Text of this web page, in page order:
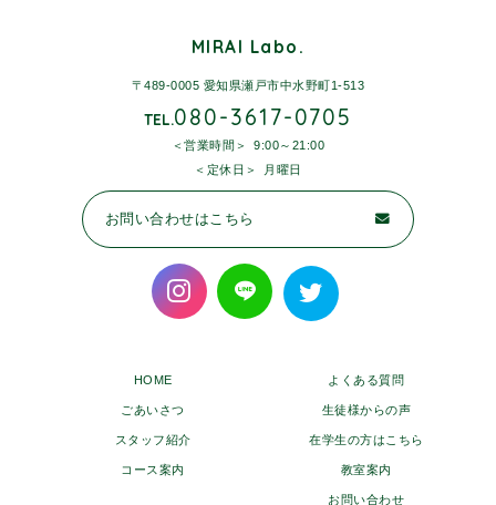
MIRAI Labo.
〒489-0005 愛知県瀬戸市中水野町1-513
TEL.080-3617-0705
営業時間
9:00～21:00
定休日
月曜日
お問い合わせはこちら
HOME
ごあいさつ
スタッフ紹介
コース案内
よくある質問
生徒様からの声
在学生の方はこちら
教室案内
お問い合わせ